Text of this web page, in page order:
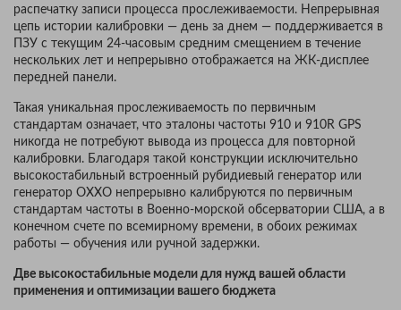
распечатку записи процесса прослеживаемости. Непрерывная
цепь истории калибровки — день за днем — поддерживается в
ПЗУ с текущим 24-часовым средним смещением в течение
нескольких лет и непрерывно отображается на ЖК-дисплее
передней панели.
Такая уникальная прослеживаемость по первичным
стандартам означает, что эталоны частоты 910 и 910R GPS
никогда не потребуют вывода из процесса для повторной
калибровки. Благодаря такой конструкции исключительно
высокостабильный встроенный рубидиевый генератор или
генератор OXXO непрерывно калибруются по первичным
стандартам частоты в Военно-морской обсерватории США, а в
конечном счете по всемирному времени, в обоих режимах
работы — обучения или ручной задержки.
Две высокостабильные модели для нужд вашей области
применения и оптимизации вашего бюджета